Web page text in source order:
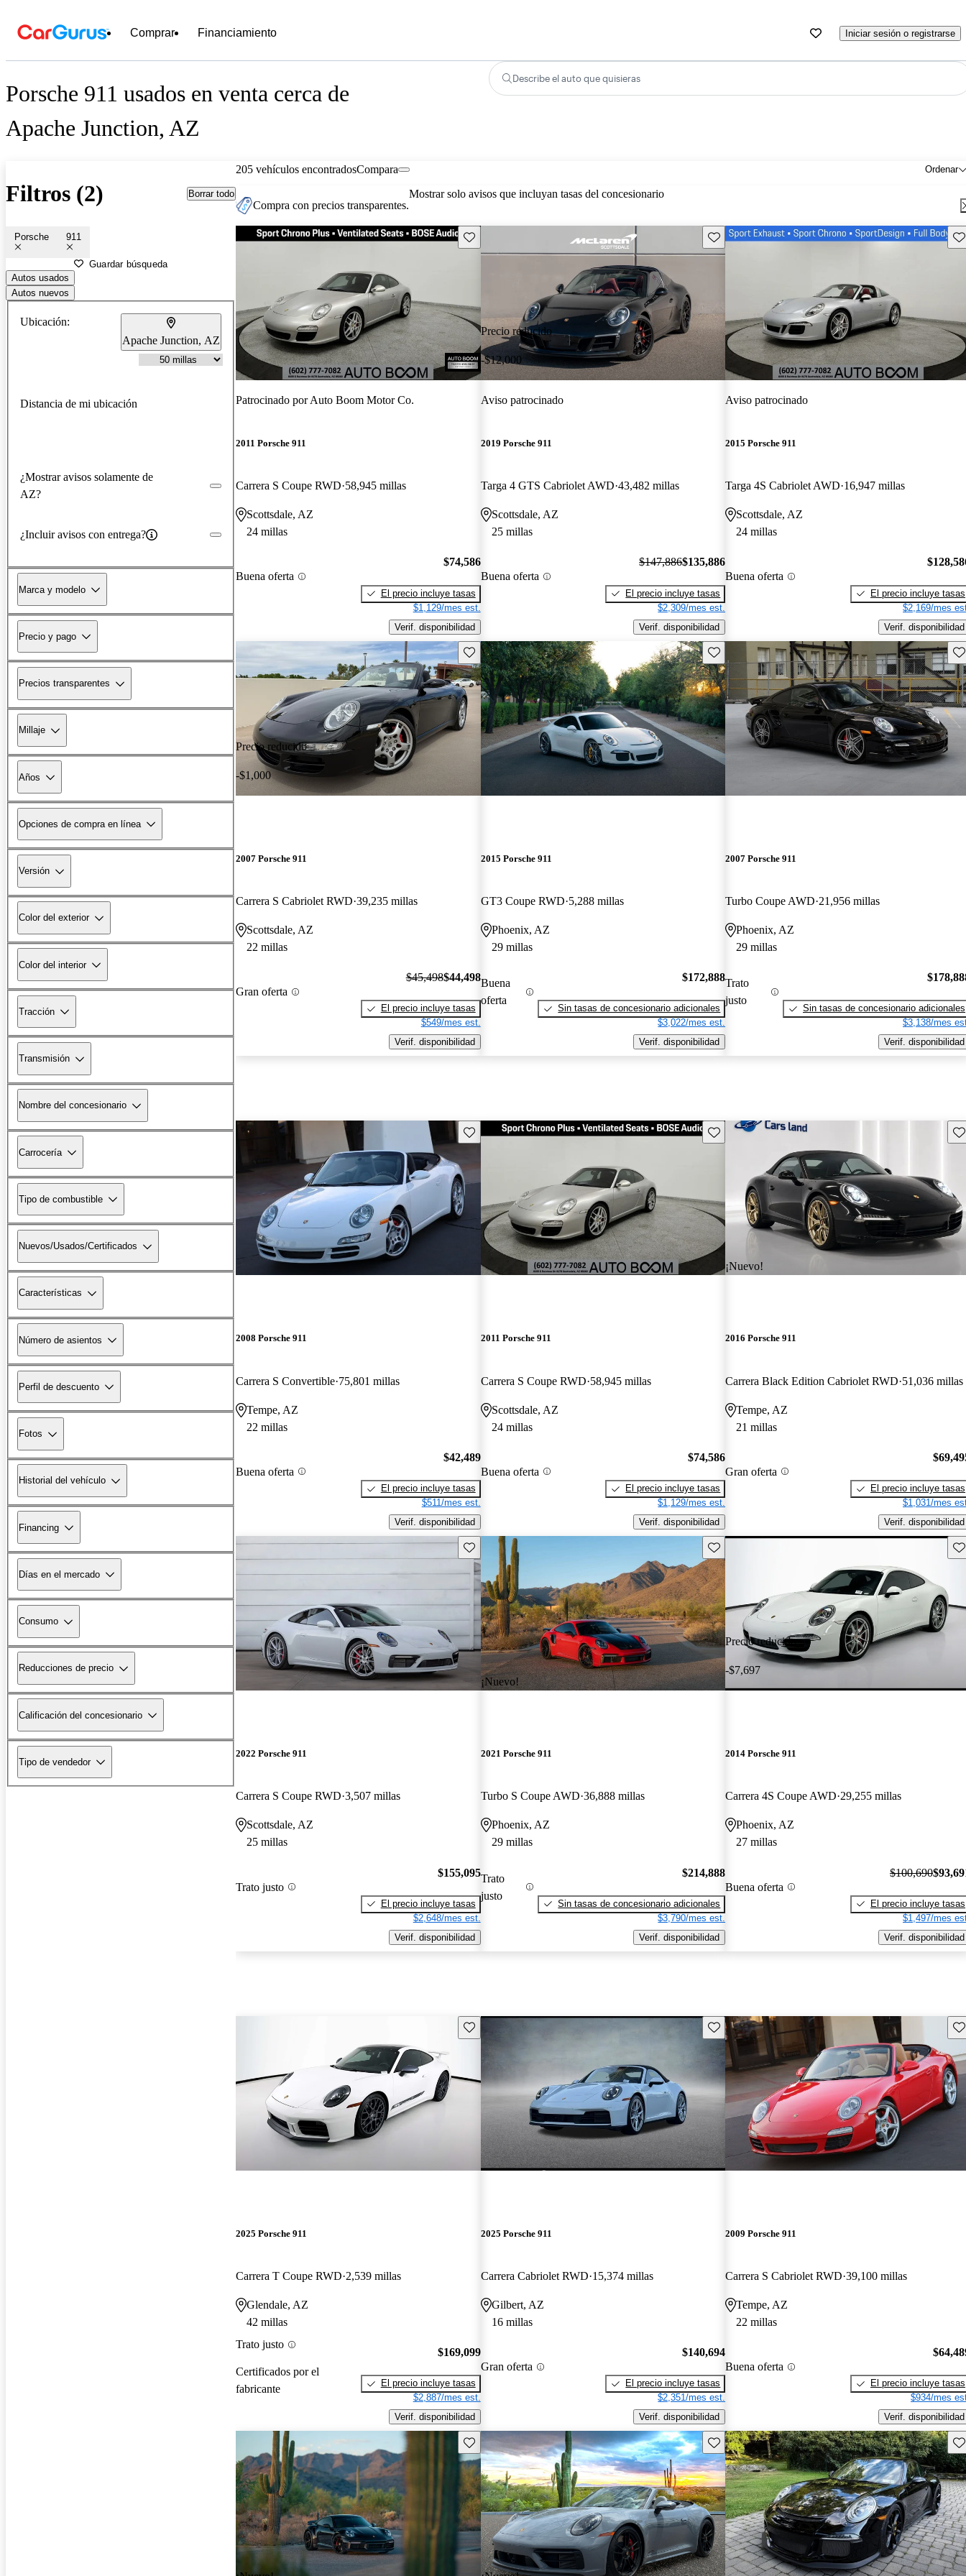
Comprar Financiamiento Iniciar sesión o registrarse
Porsche 911 usados en venta cerca de
Apache Junction, AZ
Describe el auto que quisieras
Filtros (2) Borrar todo
Porsche 911
Guardar búsqueda
Autos usados
Autos nuevos
Ubicación:
Apache Junction, AZ
Distancia de mi ubicación
¿Mostrar avisos solamente de
AZ?
¿Incluir avisos con entrega?
Marca y modelo
Precio y pago
Precios transparentes
Millaje
Años
Opciones de compra en línea
Versión
Color del exterior
Color del interior
Tracción
Transmisión
Nombre del concesionario
Carrocería
Tipo de combustible
Nuevos/Usados/Certificados
Características
Número de asientos
Perfil de descuento
Fotos
Historial del vehículo
Financing
Días en el mercado
Consumo
Reducciones de precio
Calificación del concesionario
Tipo de vendedor
205 vehículos encontrados Ordenar
Compara
Compra con precios transparentes.
Mostrar solo avisos que incluyan tasas del concesionario
Guarda este Aviso
Patrocinado porAuto Boom Motor Co.
2011 Porsche 911
Carrera S Coupe RWD 58,945 millas
Scottsdale, AZ
24 millas
Buena oferta
$74,586
El precio incluye tasas
$1,129/mes est.
Verif. disponibilidad
Precio reducido
-$12,000
Guarda este Aviso
Aviso patrocinado
2019 Porsche 911
Targa 4 GTS Cabriolet AWD 43,482 millas
Scottsdale, AZ
25 millas
Buena oferta
$147,886$135,886
El precio incluye tasas
$2,309/mes est.
Verif. disponibilidad
Aviso patrocinado
2015 Porsche 911
Targa 4S Cabriolet AWD 16,947 millas
Scottsdale, AZ
24 millas
Buena oferta
El precio incluye tasas
$2,169/mes
Verif. disponibilidad
Precio reducido
-$1,000
Guarda este Aviso
2007 Porsche 911
Carrera S Cabriolet RWD 39,235 millas
Scottsdale, AZ
22 millas
Gran oferta
$45,498$44,498
El precio incluye tasas
$549/mes est.
Verif. disponibilidad
Guarda este Aviso
2015 Porsche 911
GT3 Coupe RWD 5,288 millas
Phoenix, AZ
29 millas
Buena
oferta
$172,888
Sin tasas de concesionario adicionales
$3,022/mes est.
Verif. disponibilidad
2007 Porsche 911
Turbo Coupe AWD 21,956 millas
Phoenix, AZ
29 millas
Trato
justo
Sin tasas de concesionario adicionales
$3,138/mes
Verif. disponibilidad
Guarda este Aviso
2008 Porsche 911
Carrera S Convertible 75,801 millas
Tempe, AZ
22 millas
Buena oferta
$42,489
El precio incluye tasas
$511/mes est.
Verif. disponibilidad
Guarda este Aviso
2011 Porsche 911
Carrera S Coupe RWD 58,945 millas
Scottsdale, AZ
24 millas
Buena oferta
$74,586
El precio incluye tasas
$1,129/mes est.
Verif. disponibilidad
¡Nuevo!
2016 Porsche 911
Carrera Black Edition Cabriolet RWD 51,036 millas
Tempe, AZ
21 millas
Gran oferta
El precio incluye tasas
$1,031/mes
Verif. disponibilidad
Guarda este Aviso
2022 Porsche 911
Carrera S Coupe RWD 3,507 millas
Scottsdale, AZ
25 millas
Trato justo
$155,095
El precio incluye tasas
$2,648/mes est.
Verif. disponibilidad
¡Nuevo!
Guarda este Aviso
2021 Porsche 911
Turbo S Coupe AWD 36,888 millas
Phoenix, AZ
29 millas
Trato
justo
$214,888
Sin tasas de concesionario adicionales
$3,790/mes est.
Verif. disponibilidad
Precio reducido
-$7,697
2014 Porsche 911
Carrera 4S Coupe AWD 29,255 millas
Phoenix, AZ
27 millas
Buena oferta
$100,690
El precio incluye tasas
$1,497/mes
Verif. disponibilidad
Guarda este Aviso
2025 Porsche 911
Carrera T Coupe RWD 2,539 millas
Glendale, AZ
42 millas
Trato justo
Certificados por el
fabricante
$169,099
El precio incluye tasas
$2,887/mes est.
Verif. disponibilidad
Guarda este Aviso
2025 Porsche 911
Carrera Cabriolet RWD 15,374 millas
Gilbert, AZ
16 millas
Gran oferta
$140,694
El precio incluye tasas
$2,351/mes est.
Verif. disponibilidad
2009 Porsche 911
Carrera S Cabriolet RWD 39,100 millas
Tempe, AZ
22 millas
Buena oferta
El precio incluye tasas
$934/mes
Verif. disponibilidad
Guarda este Aviso Guarda este Aviso